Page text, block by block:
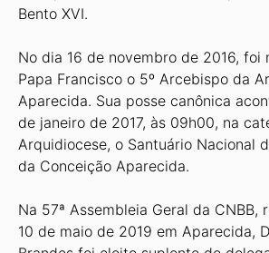
Bento XVI.
No dia 16 de novembro de 2016, foi
Papa Francisco o 5º Arcebispo da
Aparecida. Sua posse canônica
de janeiro de 2017, às 09h00, na
Arquidiocese, o Santuário Nacional
da Conceição Aparecida.
Na 57ª Assembleia Geral da CNBB,
10 de maio de 2019 em Aparecida,